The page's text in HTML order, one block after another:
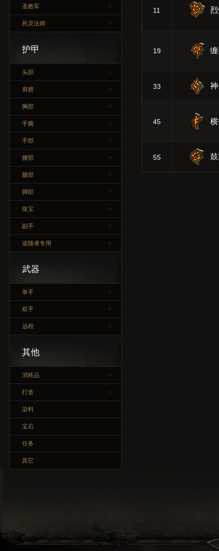
圣教军 >
死灵法师 >
护甲
头部 >
肩膀 >
胸部 >
手腕 >
手部 >
腰部 >
腿部 >
脚部 >
珠宝 >
副手 >
追随者专用 >
武器
单手 >
双手 >
远程 >
其他
消耗品 >
打造 >
染料
宝石
任务
其它
11
19
33
45
55